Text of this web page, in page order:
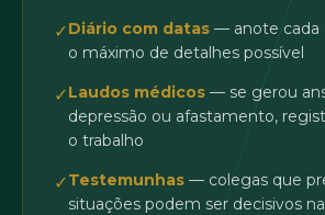
✓Diário com datas — anote cada
o máximo de detalhes possível
✓Laudos médicos — se gerou
depressão ou afastamento,
o trabalho
✓Testemunhas — colegas que
situações podem ser decisivos